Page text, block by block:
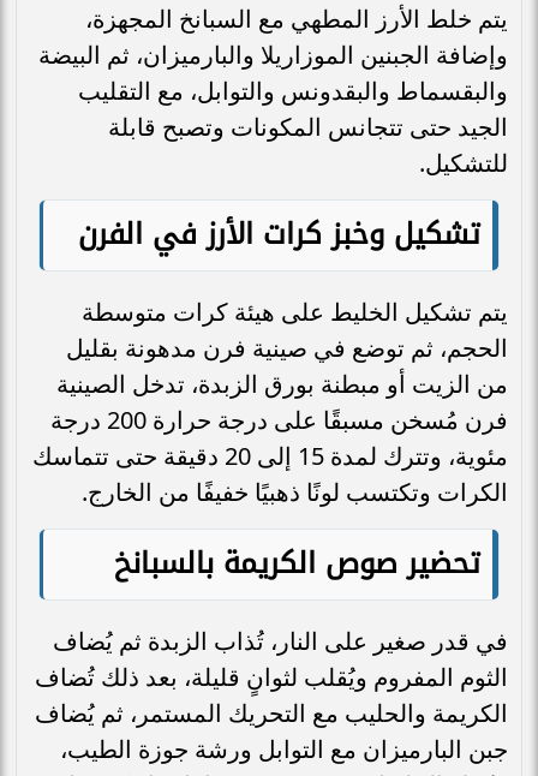
يتم خلط الأرز المطهي مع السبانخ المجهزة،
وإضافة الجبنين الموزاريلا والبارميزان، ثم البيضة
والبقسماط والبقدونس والتوابل، مع التقليب
الجيد حتى تتجانس المكونات وتصبح قابلة
للتشكيل.
تشكيل وخبز كرات الأرز في الفرن
يتم تشكيل الخليط على هيئة كرات متوسطة
الحجم، ثم توضع في صينية فرن مدهونة بقليل
من الزيت أو مبطنة بورق الزبدة، تدخل الصينية
فرن مُسخن مسبقًا على درجة حرارة 200 درجة
مئوية، وتترك لمدة 15 إلى 20 دقيقة حتى تتماسك
الكرات وتكتسب لونًا ذهبيًا خفيفًا من الخارج.
تحضير صوص الكريمة بالسبانخ
في قدر صغير على النار، تُذاب الزبدة ثم يُضاف
الثوم المفروم ويُقلب لثوانٍ قليلة، بعد ذلك تُضاف
الكريمة والحليب مع التحريك المستمر، ثم يُضاف
جبن البارميزان مع التوابل ورشة جوزة الطيب،